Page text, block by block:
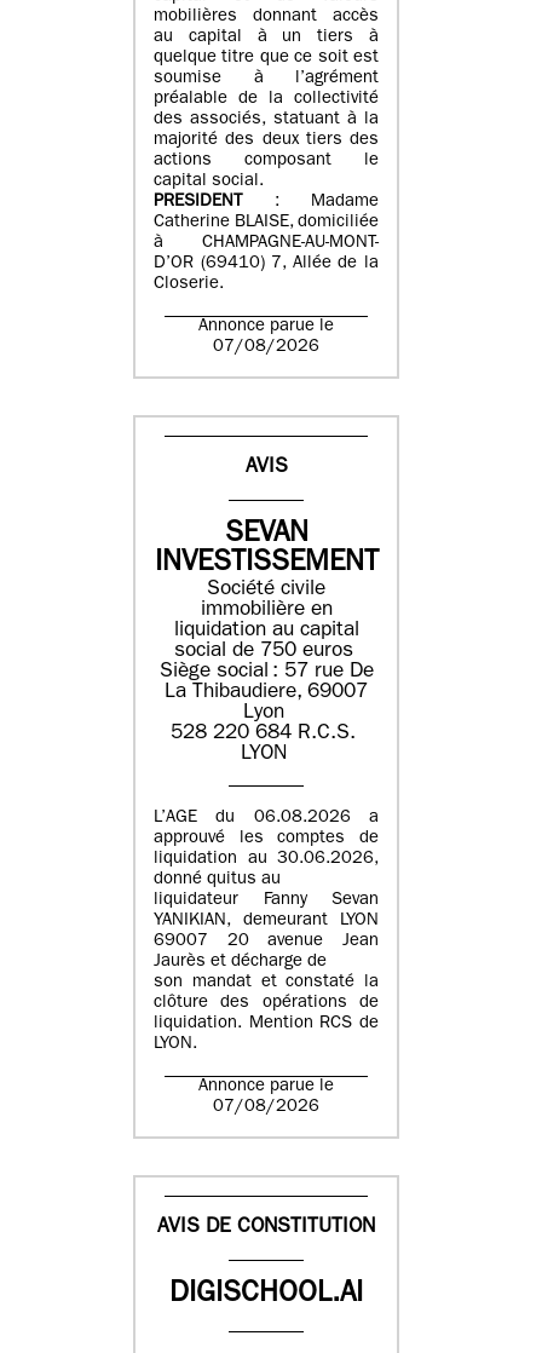
mobilières donnant accès
au capital à un tiers à
quelque titre que ce soit est
soumise à l’agrément
préalable de la collectivité
des associés, statuant à la
majorité des deux tiers des
actions composant le
capital social.
PRESIDENT : Madame
Catherine BLAISE, domiciliée
à CHAMPAGNE-AU-MONT-
D’OR (69410) 7, Allée de la
Closerie.
Annonce parue le
07/08/2026
AVIS
SEVAN
INVESTISSEMENT
Société civile
immobilière en
liquidation ​au capital
social de 750 euros​
Siège social : ​57 rue De
La Thibaudiere, 69007
Lyon​
​​528 220 684​ R.C.S. ​
LYON​
L’AGE du 06.08.2026 a
approuvé les comptes de
liquidation au 30.06.2026,
donné quitus au
liquidateur Fanny Sevan
YANIKIAN, demeurant LYON
69007 20 avenue Jean
Jaurès et décharge de
son mandat et constaté la
clôture des opérations de
liquidation. Mention RCS de
LYON.
Annonce parue le
07/08/2026
AVIS DE CONSTITUTION
DIGISCHOOL.AI